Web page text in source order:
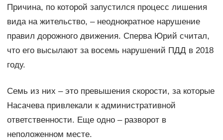
Причина, по которой запустился процесс лишения
вида на жительство, – неоднократное нарушение
правил дорожного движения. Сперва Юрий считал,
что его высылают за восемь нарушений ПДД в 2018
году.
Семь из них – это превышения скорости, за которые
Насачева привлекали к административной
ответственности. Еще одно – разворот в
неположенном месте.